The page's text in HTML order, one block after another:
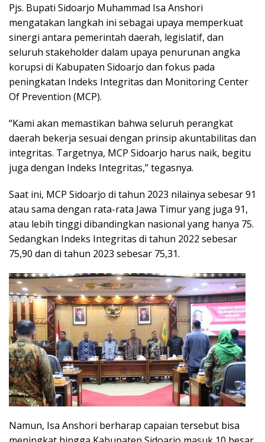
Pjs. Bupati Sidoarjo Muhammad Isa Anshori
mengatakan langkah ini sebagai upaya memperkuat
sinergi antara pemerintah daerah, legislatif, dan
seluruh stakeholder dalam upaya penurunan angka
korupsi di Kabupaten Sidoarjo dan fokus pada
peningkatan Indeks Integritas dan Monitoring Center
Of Prevention (MCP).
“Kami akan memastikan bahwa seluruh perangkat
daerah bekerja sesuai dengan prinsip akuntabilitas dan
integritas. Targetnya, MCP Sidoarjo harus naik, begitu
juga dengan Indeks Integritas,” tegasnya.
Saat ini, MCP Sidoarjo di tahun 2023 nilainya sebesar 91
atau sama dengan rata-rata Jawa Timur yang juga 91,
atau lebih tinggi dibandingkan nasional yang hanya 75.
Sedangkan Indeks Integritas di tahun 2022 sebesar
75,90 dan di tahun 2023 sebesar 75,31.
Namun, Isa Anshori berharap capaian tersebut bisa